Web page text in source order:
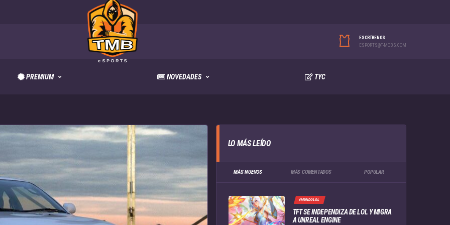
ESCRÍBENOS
ESPORTS@T-MOBS.COM
PREMIUM NOVEDADES TYC
LO MÁS LEÍDO
MÁS NUEVOS MÁS COMENTADOS POPULAR
#MUNDOLOL
TFT SE INDEPENDIZA DE LOL Y MIGRA
A UNREAL ENGINE